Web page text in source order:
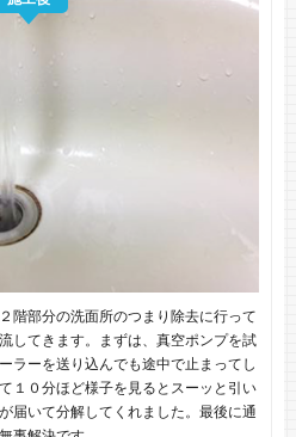
階部分の洗面所のつまり除去に行って
してきます。まずは、真空ポンプを試
ラーを送り込んでも途中で止まってし
１０分ほど様子を見るとスーッと引い
届いて分解してくれました。最後に通